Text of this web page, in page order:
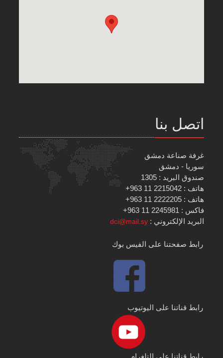
اتصل بنا
غرفة صناعة دمشق
سوريا - دمشق
صندوق البريد : 1305
هاتف : 2215042 11 963+
هاتف : 2222205 11 963+
فاكس : 2245981 11 963+
البريد الإلكتروني :dci@mail.sy
رابط صفحتنا على الفيس بوك
رابط قناتنا على اليوتيوب
رابط قناتنا على التلغرام